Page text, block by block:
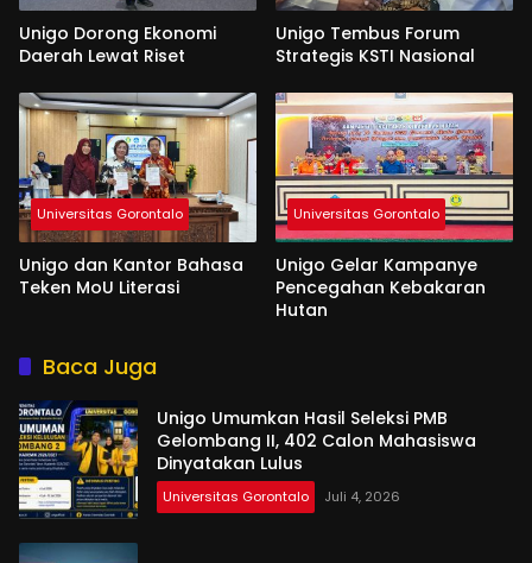
Unigo Dorong Ekonomi
Daerah Lewat Riset
Unigo Tembus Forum
Strategis KSTI Nasional
Universitas Gorontalo
Unigo dan Kantor Bahasa
Teken MoU Literasi
Universitas Gorontalo
Unigo Gelar Kampanye
Pencegahan Kebakaran
Hutan
Baca Juga
Unigo Umumkan Hasil Seleksi PMB
Gelombang II, 402 Calon Mahasiswa
Dinyatakan Lulus
Universitas Gorontalo Juli 4, 2026